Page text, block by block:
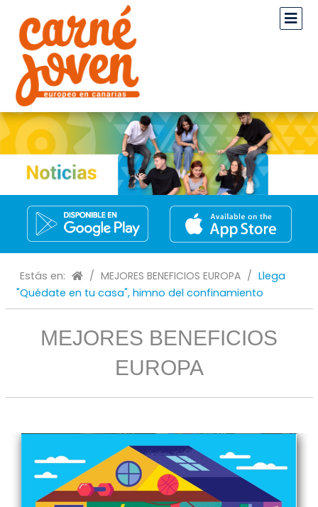
Estás en: / MEJORES BENEFICIOS EUROPA / Llega
"Quédate en tu casa", himno del confinamiento
MEJORES BENEFICIOS
EUROPA